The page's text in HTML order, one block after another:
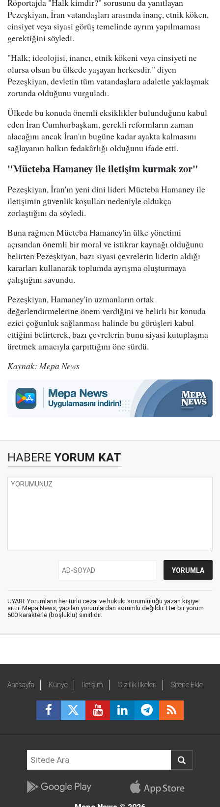
Röportajda "Halk kimdir?" sorusunu da yanıtlayan
Pezeşkiyan, İran vatandaşları arasında inanç, etnik köken,
cinsiyet veya siyasi görüş temelinde ayrım yapılmaması
gerektiğini söyledi.
"Halk; ideolojisi, inancı, etnik kökeni veya cinsiyeti ne
olursa olsun bu ülkede yaşayan herkesdir." diyen
Pezeşkiyan, devletin tüm vatandaşlara adaletle yaklaşmak
zorunda olduğunu vurguladı.
Ülkede bu konuda önemli eksiklikler bulunduğunu kabul
eden İran Cumhurbaşkanı, gerekli reformların zaman
alacağını ancak İran'ın bugüne kadar ayakta kalmasını
sağlayanın halkın fedakârlığı olduğunu ifade etti.
"Mücteba Hamaney ile iletişim kurmak zor"
Pezeşkiyan, İran'ın yeni dini lideri Mücteba Hamaney ile
iletişimin güvenlik koşulları nedeniyle oldukça
zorlaştığını da söyledi.
Buna rağmen Mücteba Hamaney'in ülke yönetimi
açısından önemli bir moral ve istikrar kaynağı olduğunu
belirten Pezeşkiyan, bazı siyasi çevrelerin liderin aldığı
kararları kullanarak toplumda ayrışma oluşturmaya
çalıştığını savundu.
Pezeşkiyan, Hamaney'in uzmanların ortak
değerlendirmelerine önem verdiğini ve belirli bir konuda
ezici çoğunluk sağlanması halinde bu görüşleri kabul
ettiğini belirterek, bazı çevrelerin bunu siyasi kutuplaşma
üretmek amacıyla çarpıttığını öne sürdü.
Kaynak: Mepa News
HABERE YORUM KAT
UYARI: Yorumların her türlü cezai ve hukuki sorumluluğu yazan kişiye
aittir. Mepa News, yapılan yorumlardan sorumlu değildir. Her bir yorum
600 karakterle (boşluklu) sınırlıdır.
Anasayfa Künye İletişim Gizlilik İlkeleri Sitene Ekle